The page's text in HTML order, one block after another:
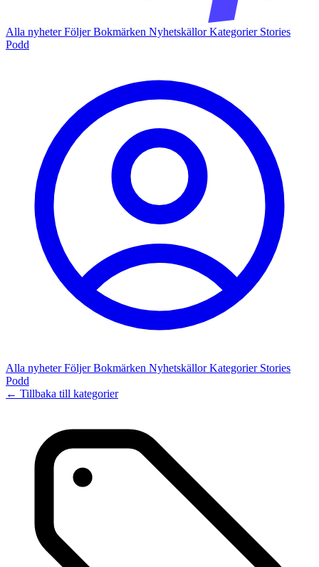
Alla nyheterFöljerBokmärken NyhetskällorKategorier Stories
Podd
Alla nyheterFöljerBokmärken NyhetskällorKategorier Stories
Podd
← Tillbaka till kategorier